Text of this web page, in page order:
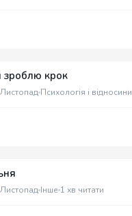
зроблю крок
Психологія і відносини
Інше 1 хв читати